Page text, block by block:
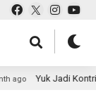
ago Yuk Jadi